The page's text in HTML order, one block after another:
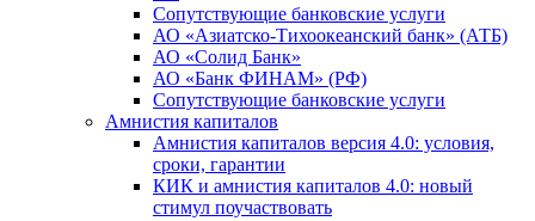
Сопутствующие банковские услуги
АО «Азиатско-Тихоокеанский банк» (АТБ)
АО «Солид Банк»
АО «Банк ФИНАМ» (РФ)
Сопутствующие банковские услуги
Амнистия капиталов
Амнистия капиталов версия 4.0: условия,
сроки, гарантии
КИК и амнистия капиталов 4.0: новый
стимул поучаствовать